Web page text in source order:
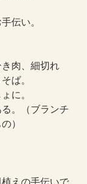
伝い。
肉、細切れ
ば。
に。
。（ブランチ
）